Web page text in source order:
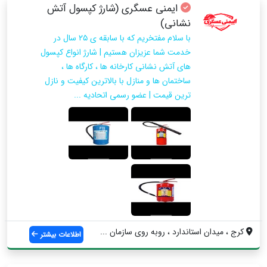
ایمنی عسگری (شارژ کپسول آتش
نشانی)
با سلام مفتخریم که با سابقه ی ۲۵ سال در
خدمت شما عزیزان هستیم | شارژ انواع کپسول
های آتش نشانی کارخانه ها ، کارگاه ها ،
ساختمان ها و منازل با بالاترین کیفیت و نازل
ترین قیمت | عضو رسمی اتحادیه ...
کرج ، میدان استاندارد ، روبه روی سازمان ... اطلاعات بیشتر